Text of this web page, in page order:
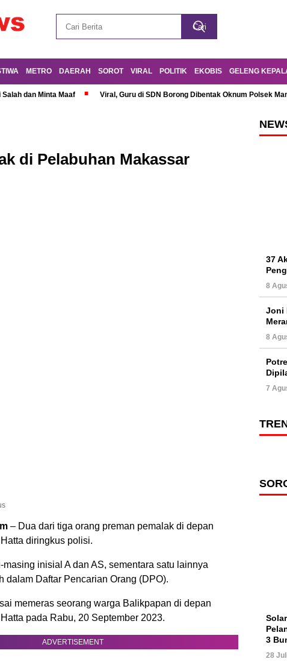
METRO DAERAH SOROT VIRAL POLITIK EKOBIS GELENG
dan Minta Maaf Viral, Guru di SDN Borong Dibentak Oknum Polsek
di Pelabuhan Makassar
– Dua dari tiga orang preman pemalak di depan
diringkus polisi.
inisial A dan AS, sementara satu lainnya
dalam Daftar Pencarian Orang (DPO).
memeras seorang warga Balikpapan di depan
pada Rabu, 20 September 2023.
ADVERTISEMENT
37
8
Joni
8
7
3
28